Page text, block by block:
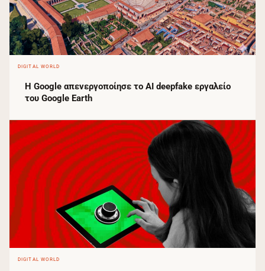
DIGITAL WORLD
Η Google απενεργοποίησε το AI deepfake εργαλείο
του Google Earth
DIGITAL WORLD